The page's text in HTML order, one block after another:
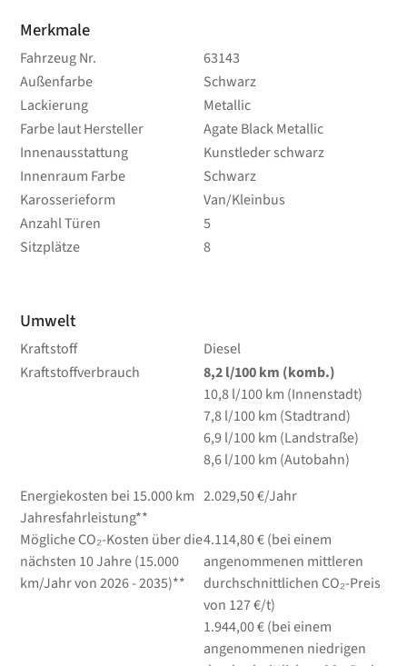
Merkmale
Fahrzeug Nr.
63143
Außenfarbe
Schwarz
Lackierung
Metallic
Farbe laut Hersteller
Agate Black Metallic
Innenausstattung
Kunstleder schwarz
Innenraum Farbe
Schwarz
Karosserieform
Van/Kleinbus
Anzahl Türen
5
Sitzplätze
8
Umwelt
Kraftstoff
Diesel
Kraftstoffverbrauch
8,2l/100 km (komb.)
10,8l/100 km (Innenstadt)
7,8l/100 km (Stadtrand)
6,9l/100 km (Landstraße)
8,6l/100 km (Autobahn)
Energiekosten bei 15.000 km
Jahresfahrleistung**
2.029,50 €/Jahr
Mögliche CO₂-Kosten über die
nächsten 10 Jahre (15.000
km/Jahr von 2026 - 2035)**
4.114,80 € (bei einem
angenommenen mittleren
durchschnittlichen CO₂-Preis
von 127 €/t)
1.944,00 € (bei einem
angenommenen niedrigen